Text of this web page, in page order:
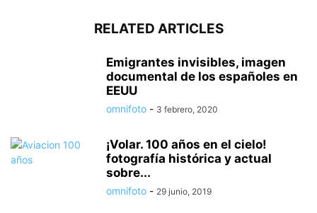
RELATED ARTICLES
Emigrantes invisibles, imagen
documental de los españoles en
EEUU
omnifoto - 3 febrero, 2020
¡Volar. 100 años en el cielo!
fotografía histórica y actual
sobre...
omnifoto - 29 junio, 2019